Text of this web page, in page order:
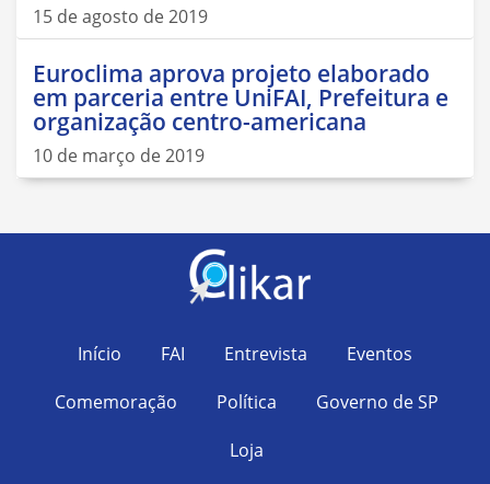
15 de agosto de 2019
Euroclima aprova projeto elaborado
em parceria entre UniFAI, Prefeitura e
organização centro-americana
10 de março de 2019
Início FAI Entrevista
Eventos
Comemoração
Política
Governo de SP
Loja